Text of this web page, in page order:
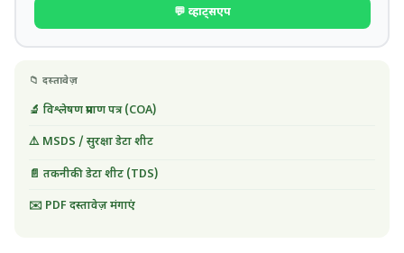
💬 व्हाट्सएप
📁 दस्तावेज़
🔬 विश्लेषण प्रमाण पत्र (COA)
⚠️ MSDS / सुरक्षा डेटा शीट
📄 तकनीकी डेटा शीट (TDS)
✉️ PDF दस्तावेज़ मंगाएं